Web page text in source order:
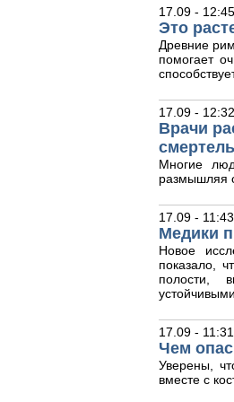
17.09 - 12:45
Это
Древние
помогает
17.09 - 12:32
Врачи
Многие
размышляя
17.09 - 11:43
Медики
Новое
показало,
полости,
устойчивыми.
17.09 - 11:31
Чем
Уверены,
вместе с